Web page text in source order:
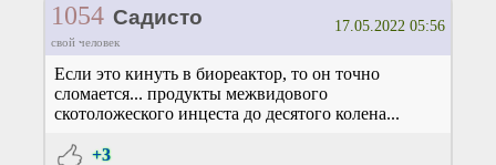
1054 Садисто
свой человек
17.05.2022 05:56
Если это кинуть в биореактор, то он точно
сломается... продукты межвидового
скотоложеского инцеста до десятого колена...
+3